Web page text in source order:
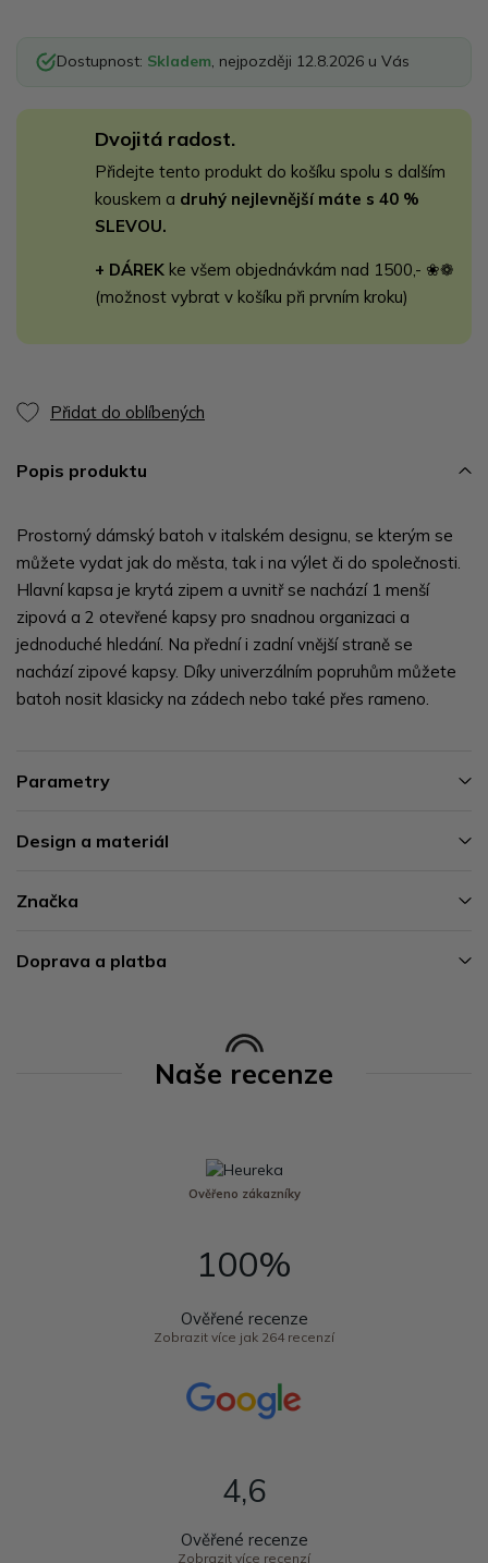
Dostupnost: Skladem, nejpozději 12.8.2026 u Vás
Dvojitá radost.
Přidejte tento produkt do košíku spolu s dalším
kouskem a druhý nejlevnější máte s 40 %
SLEVOU.
+ DÁREK ke všem objednávkám nad 1500,- ❀❁
(možnost vybrat v košíku při prvním kroku)
Přidat do oblíbených
Popis produktu
Prostorný dámský batoh v italském designu, se kterým se
můžete vydat jak do města, tak i na výlet či do společnosti.
Hlavní kapsa je krytá zipem a uvnitř se nachází 1 menší
zipová a 2 otevřené kapsy pro snadnou organizaci a
jednoduché hledání. Na přední i zadní vnější straně se
nachází zipové kapsy. Díky univerzálním popruhům můžete
batoh nosit klasicky na zádech nebo také přes rameno.
Parametry
Design a materiál
Značka
Doprava a platba
Naše recenze
Ověřeno zákazníky
100%
Ověřené recenze
Zobrazit více jak 264 recenzí
4,6
Ověřené recenze
Zobrazit více recenzí